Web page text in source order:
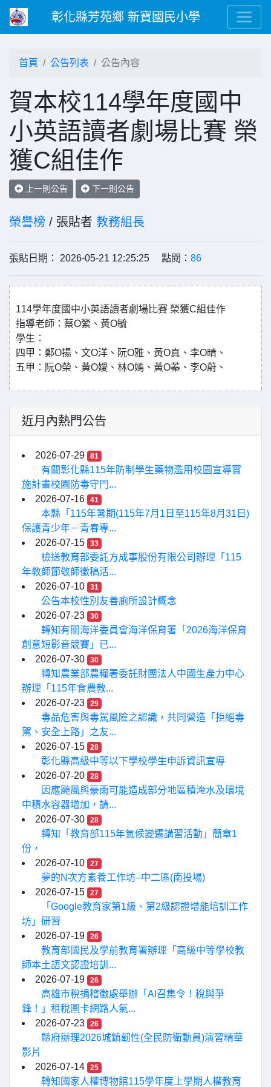
彰化縣芳苑鄉 新寶國民小學
首頁 公告列表 公告內容
賀本校114學年度國中
小英語讀者劇場比賽 榮
獲C組佳作
上一則公告 下一則公告
榮譽榜 / 張貼者 教務組長
張貼日期： 2026-05-21 12:25:25 點閱： 86
114學年度國中小英語讀者劇場比賽 榮獲C組佳作
指導老師：蔡O縈、黃O毓
學生：
四甲：鄭O揚、文O洋、阮O雅、黃O真、李O晴、
五甲：阮O榮、黃O嬡、林O嫣、黃O蓁、李O蔚、
近月內熱門公告
2026-07-29 81
有關彰化縣115年防制學生藥物濫用校園宣導實
施計畫校園防毒守門...
2026-07-16
41
本縣「115年暑期(115年7月1日至115年8月31日)
保護青少年－青春專...
2026-07-15
33
檢送教育部委託方成事股份有限公司辦理「115
年教師節敬師徵稿活...
2026-07-10
31
公告本校性別友善廁所設計概念
2026-07-23
30
轉知有關海洋委員會海洋保育署「2026海洋保育
創意短影音競賽」已...
2026-07-30
30
轉知農業部農糧署委託財團法人中國生產力中心
辦理「115年食農教...
2026-07-23
29
毒品危害與毒駕風險之認識，共同營造「拒絕毒
駕、安全上路」之友...
2026-07-15
28
彰化縣高級中等以下學校學生申訴資訊宣導
2026-07-20
28
因應颱風與豪雨可能造成部分地區積淹水及環境
中積水容器增加，請...
2026-07-30
28
轉知「教育部115年氣候變遷講習活動」簡章1
份，
2026-07-10
27
夢的N次方素養工作坊–中二區(南投場)
2026-07-15
27
「Google教育家第1級、第2級認證增能培訓工作
坊」研習
2026-07-19
26
教育部國民及學前教育署辦理「高級中等學校教
師本土語文認證培訓...
2026-07-19
26
高雄市稅捐稽徵處舉辦「AI召集令！稅與爭
鋒！」租稅圖卡網路人氣...
2026-07-23
26
縣府辦理2026城鎮韌性(全民防衛動員)演習精華
影片
2026-07-14
25
轉知國家人權博物館115學年度上學期人權教育